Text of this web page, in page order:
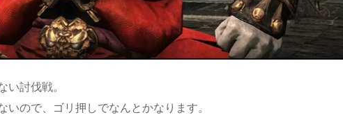
討伐戦。
ので、ゴリ押しでなんとかなります。